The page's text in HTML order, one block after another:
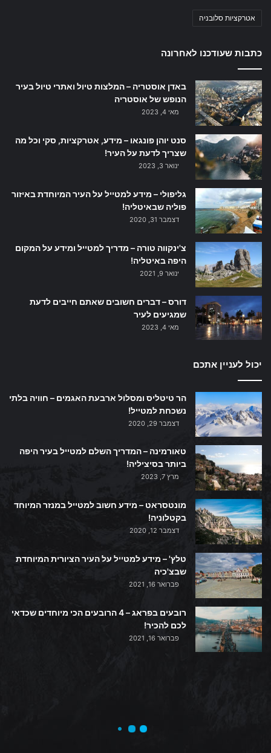
אטרקציות סלובניה
כתבות שעודכנו לאחרונה
באדן אוסטריה – המלצות טיול ואתרי טיול בעיר
הנופש של אוסטריה
מאי 4, 2023
סנט יוהן פונגאו – מידע, אטרקציות, סקי וכל מה
שצריך לדעת על העיר!
ינואר 3, 2023
גליפולי – מידע למטייל על העיר המיוחדת באיזור
פוליה שבאיטליה!
דצמבר 31, 2020
צ'ינקווה טורה – מדריך למטייל ומידע על המקום
היפה באיטליה!
ינואר 9, 2021
דורס – דברים חשובים שאתם חייבים לדעת
שמגיעים לעיר
מאי 4, 2023
יכול לעניין אתכם
הר טיטליס ומסלול ארבעת האגמים – חוויה בלתי
נשכחת למטייל!
דצמבר 29, 2020
טאורמינה – המדריך השלם למטייל בעיר היפה
ביותר בסיציליה!
מרץ 7, 2023
מונטסראט – מידע חשוב למטייל במנזר המיוחד
בקטלוניה!
דצמבר 12, 2020
טלץ' – מידע למטייל על העיר הציורית המיוחדת
שבצ'כיה
פברואר 16, 2021
רובעים בפראג – 4 הרובעים הכי מיוחדים שכדאי
לכם להכיר!
פברואר 16, 2021